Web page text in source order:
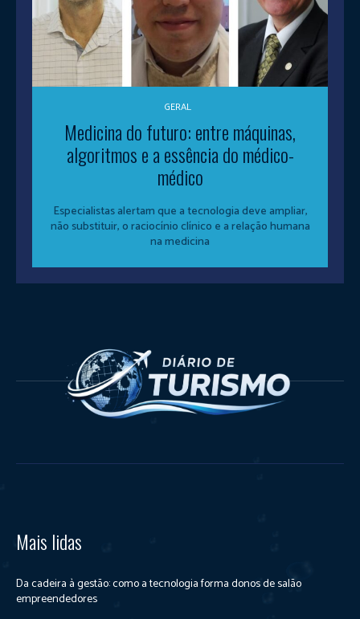
GERAL
Medicina do futuro: entre máquinas,
algoritmos e a essência do médico-
médico
Especialistas alertam que a tecnologia deve ampliar,
não substituir, o raciocínio clínico e a relação humana
na medicina
Mais lidas
Da cadeira à gestão: como a tecnologia forma donos de salão
empreendedores